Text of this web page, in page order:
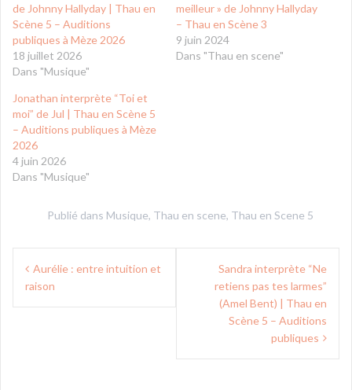
de Johnny Hallyday | Thau en
Scène 5 – Auditions
publiques à Mèze 2026
18 juillet 2026
Dans "Musique"
meilleur » de Johnny Hallyday
– Thau en Scène 3
9 juin 2024
Dans "Thau en scene"
Jonathan interprète “Toi et
moi” de Jul | Thau en Scène 5
– Auditions publiques à Mèze
2026
4 juin 2026
Dans "Musique"
Publié dans Musique, Thau en scene, Thau en Scene 5
Navigation
deAurélie : entre intuition et
raison
Sandra interprète “Ne
retiens pas tes larmes”
(Amel Bent) | Thau en
Scène 5 – Auditions
publiques